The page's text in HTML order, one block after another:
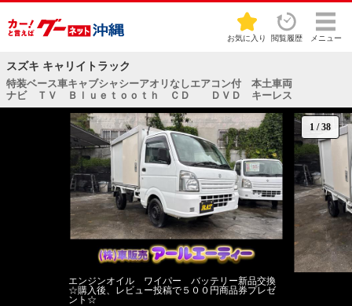
お気に入り 閲覧履歴 メニュー
スズキ キャリイトラック
特装ベース車キャブシャシーアオリなしエアコン付 本土車両
ナビ ＴＶ Ｂｌｕｅｔｏｏｔｈ ＣＤ ＤＶＤ キーレス
1 /38
エンジンオイル ワイパー バッテリー新品交換
☆購入後、レビュー投稿で５００円商品券プレゼ
ント☆